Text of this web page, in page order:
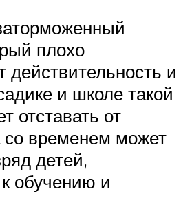
плохо
действительность и
и школе такой
отставать от
временем может
детей,
обучению и